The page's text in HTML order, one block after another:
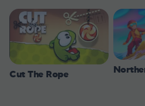
Cut The Rope